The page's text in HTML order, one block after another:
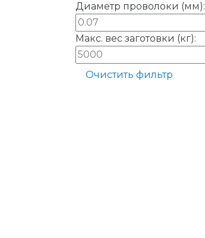
Диаметр проволоки (мм):
Макс. вес заготовки (кг):
Очистить фильтр